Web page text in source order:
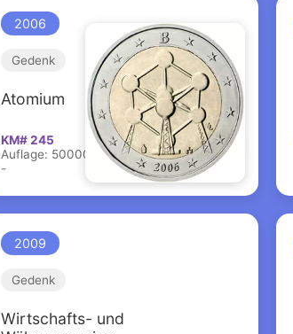
2006
Gedenk
Atomium
KM# 245
Auflage: 5000000
-
2009
Gedenk
Wirtschafts- und